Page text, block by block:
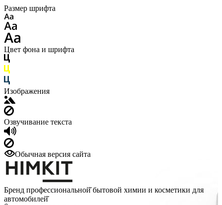
Размер шрифта
Цвет фона и шрифта
Изображения
Озвучивание текста
Обычная версия сайта
Бренд профессиональной̆ бытовой химии и косметики для
автомобилей̆